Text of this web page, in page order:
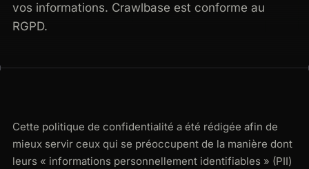
vos informations. Crawlbase est conforme au
RGPD.
Cette politique de confidentialité a été rédigée afin de
mieux servir ceux qui se préoccupent de la manière dont
leurs « informations personnellement identifiables » (PII)